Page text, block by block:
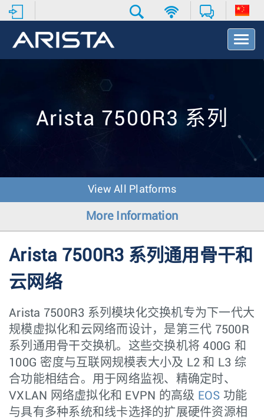
T
o
v
o
Arista 7500R3 系列
View All Platforms
More Information
Arista 7500R3 系列通用骨干和
云网络
Arista 7500R3 系列模块化交换机专为下一代大
规模虚拟化和云网络而设计，是第三代 7500R
系列通用骨干交换机。这些交换机将 400G 和
100G 密度与互联网规模表大小及 L2 和 L3 综
合功能相结合。用于网络监视、精确定时、
VXLAN 网络虚拟化和 EVPN 的高级 EOS 功能
与具有多种系统和线卡选择的扩展硬件资源相